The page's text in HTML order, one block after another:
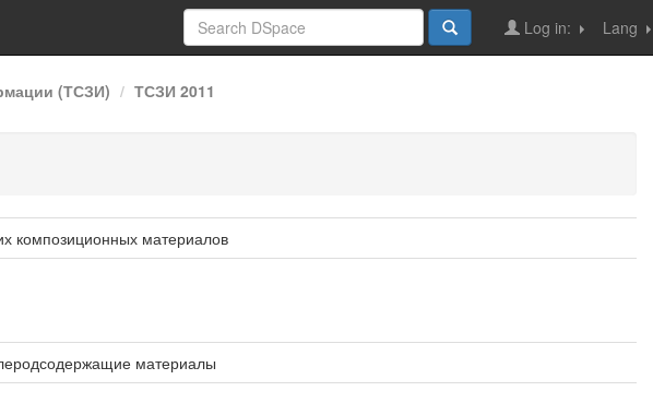
Lang
Log in:
(ТСЗИ) ТСЗИ 2011
композиционных материалов
материалы